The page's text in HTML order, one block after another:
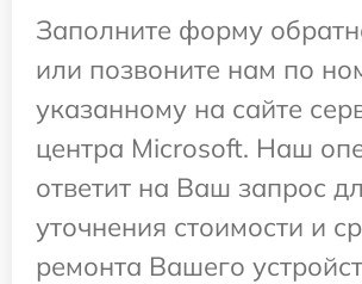
Заполните форму
или позвоните нам по
указанному на сайте
центра Microsoft. Наш
ответит на Ваш запрос
уточнения стоимости и
ремонта Вашего